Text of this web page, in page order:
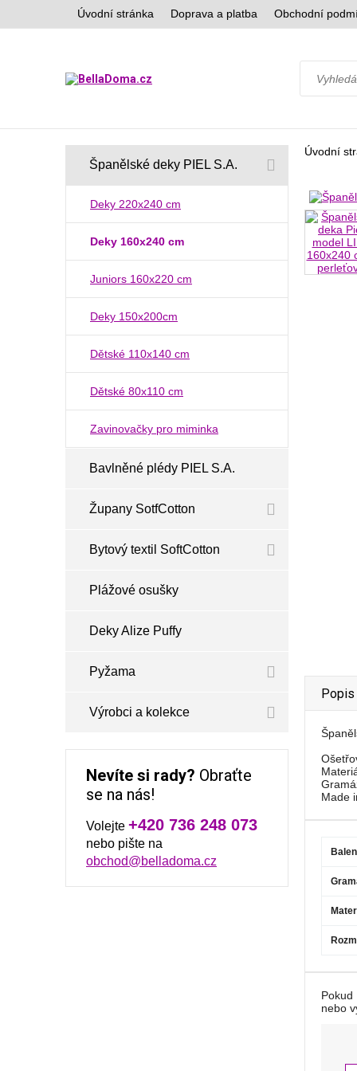
Úvodní stránka Doprava a platba Obchodní
Úvodní
Popis
Made
nebo
Španělské deky PIEL S.A.
Deky 220x240 cm
Deky 160x240 cm
Juniors 160x220 cm
Deky 150x200cm
Dětské 110x140 cm
Dětské 80x110 cm
Zavinovačky pro miminka
Bavlněné plédy PIEL S.A.
Župany SotfCotton
Bytový textil SoftCotton
Plážové osušky
Deky Alize Puffy
Pyžama
Výrobci a kolekce
Nevíte si rady? Obraťte
se na nás!
Volejte +420 736 248 073
nebo pište na
obchod@belladoma.cz